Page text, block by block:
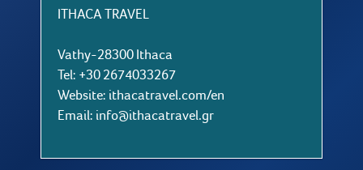
ITHACA TRAVEL
Vathy-28300 Ithaca
Tel: +30 2674033267
Website: ithacatravel.com/en
Email: info@ithacatravel.gr